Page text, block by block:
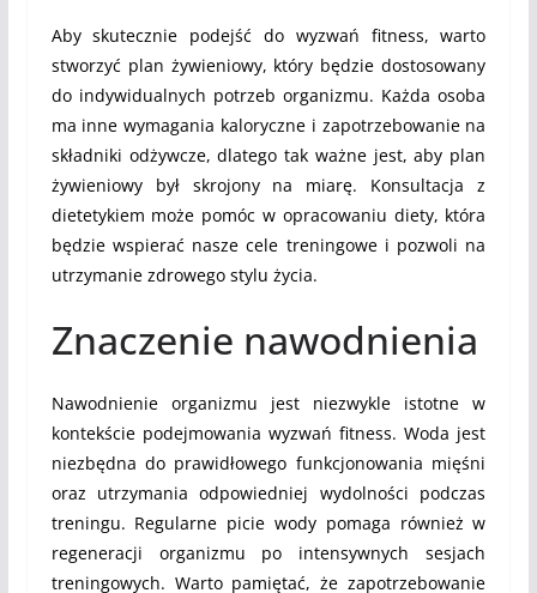
Aby skutecznie podejść do wyzwań fitness, warto
stworzyć plan żywieniowy, który będzie dostosowany
do indywidualnych potrzeb organizmu. Każda osoba
ma inne wymagania kaloryczne i zapotrzebowanie na
składniki odżywcze, dlatego tak ważne jest, aby plan
żywieniowy był skrojony na miarę. Konsultacja z
dietetykiem może pomóc w opracowaniu diety, która
będzie wspierać nasze cele treningowe i pozwoli na
utrzymanie zdrowego stylu życia.
Znaczenie nawodnienia
Nawodnienie organizmu jest niezwykle istotne w
kontekście podejmowania wyzwań fitness. Woda jest
niezbędna do prawidłowego funkcjonowania mięśni
oraz utrzymania odpowiedniej wydolności podczas
treningu. Regularne picie wody pomaga również w
regeneracji organizmu po intensywnych sesjach
treningowych. Warto pamiętać, że zapotrzebowanie